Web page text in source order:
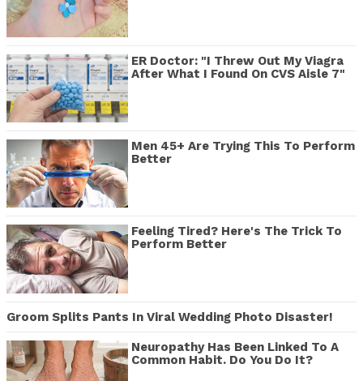
ER Doctor: "I Threw Out My Viagra
After What I Found On CVS Aisle 7"
Men 45+ Are Trying This To Perform
Better
Feeling Tired? Here's The Trick To
Perform Better
Groom Splits Pants In Viral Wedding Photo Disaster!
Neuropathy Has Been Linked To A
Common Habit. Do You Do It?